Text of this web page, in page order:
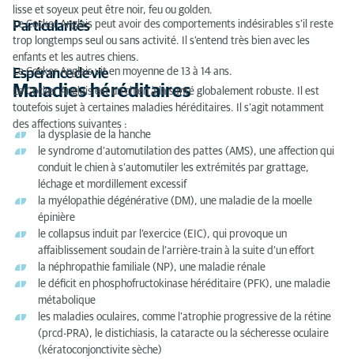
lisse et soyeux peut être noir, feu ou golden.
Particularités
Le Cocker Anglais peut avoir des comportements indésirables s’il reste
trop longtemps seul ou sans activité. Il s’entend très bien avec les
enfants et les autres chiens.
Espérance de vie
Le Cocker Anglais vit en moyenne de 13 à 14 ans.
Maladies héréditaires
Le Cocker Anglais est un chien à la santé globalement robuste. Il est
toutefois sujet à certaines maladies héréditaires. Il s’agit notamment
des affections suivantes :
la dysplasie de la hanche
le syndrome d’automutilation des pattes (AMS), une affection qui
conduit le chien à s’automutiler les extrémités par grattage,
léchage et mordillement excessif
la myélopathie dégénérative (DM), une maladie de la moelle
épinière
le collapsus induit par l’exercice (EIC), qui provoque un
affaiblissement soudain de l’arrière-train à la suite d’un effort
la néphropathie familiale (NP), une maladie rénale
le déficit en phosphofructokinase héréditaire (PFK), une maladie
métabolique
les maladies oculaires, comme l’atrophie progressive de la rétine
(prcd-PRA), le distichiasis, la cataracte ou la sécheresse oculaire
(kératoconjonctivite sèche)